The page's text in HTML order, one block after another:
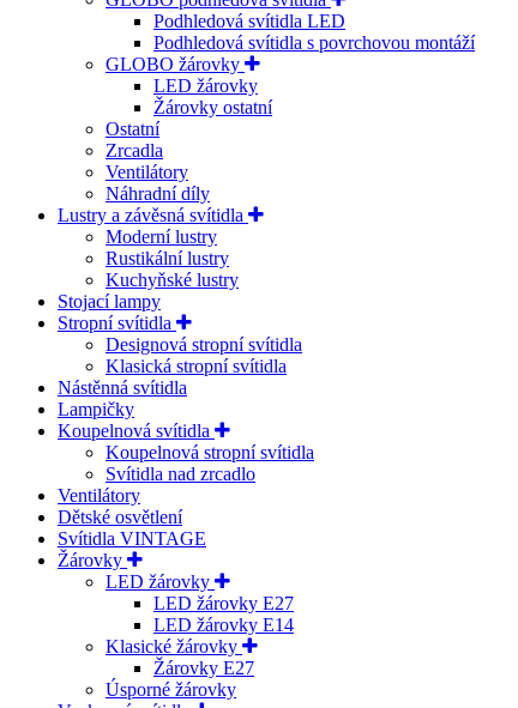
Podhledová svítidla LED
Podhledová svítidla s povrchovou montáží
GLOBO žárovky
LED žárovky
Žárovky ostatní
Ostatní
Zrcadla
Ventilátory
Náhradní díly
Lustry a závěsná svítidla
Moderní lustry
Rustikální lustry
Kuchyňské lustry
Stojací lampy
Stropní svítidla
Designová stropní svítidla
Klasická stropní svítidla
Nástěnná svítidla
Lampičky
Koupelnová svítidla
Koupelnová stropní svítidla
Svítidla nad zrcadlo
Ventilátory
Dětské osvětlení
Svítidla VINTAGE
Žárovky
LED žárovky
LED žárovky E27
LED žárovky E14
Klasické žárovky
Žárovky E27
Úsporné žárovky